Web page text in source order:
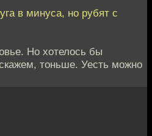
в минуса, но рубят с
Но хотелось бы
тоньше. Уесть можно